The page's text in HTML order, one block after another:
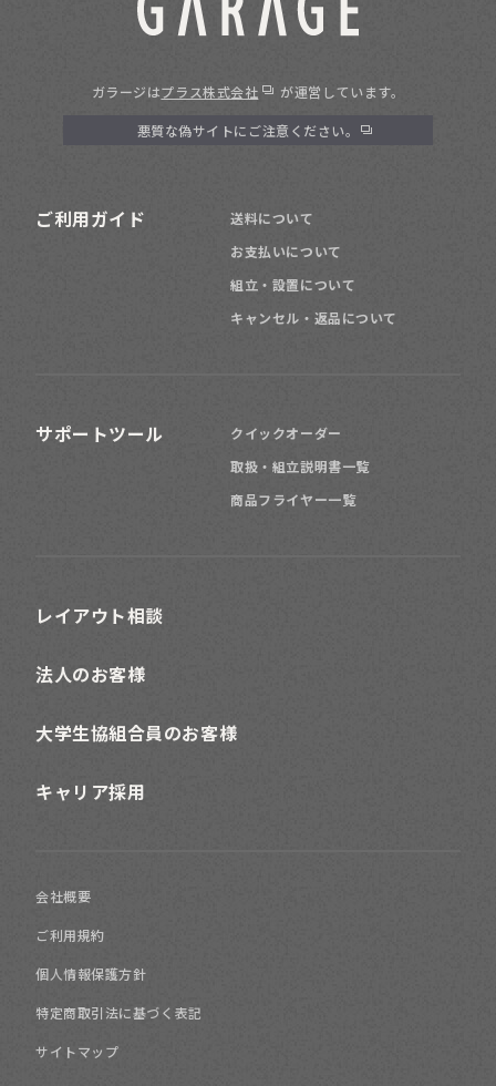
ガラージはプラス株式会社 が運営しています。
悪質な偽サイトにご注意ください。
ご利用ガイド
送料について
お支払いについて
組立・設置について
キャンセル・返品について
サポートツール
クイックオーダー
取扱・組立説明書一覧
商品フライヤー一覧
レイアウト相談
法人のお客様
大学生協組合員のお客様
キャリア採用
会社概要
ご利用規約
個人情報保護方針
特定商取引法に基づく表記
サイトマップ